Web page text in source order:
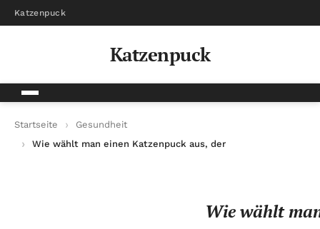
Katzenpuck
Katzenpuck
Startseite
Gesundheit
Wie wählt man einen Katzenpuck aus, der zum Alter der
Wie wählt